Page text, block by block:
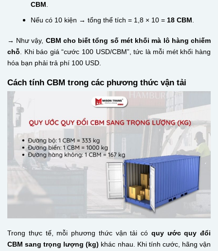
CBM.
Nếu có 10 kiện → tổng thể tích = 1,8 × 10 = 18 CBM
→ Như vậy, CBM cho biết tổng số mét khối mà lô hàng chiếm
chỗ . Khi báo giá “cước 100 USD/CBM”, tức là mỗi mét khối hàng
hóa bạn phải trả phí 100 USD.
Cách tính CBM trong các phương thức vận tải
Trong thực tế, mỗi phương thức vận tải có quy ước quy đổi
CBM sang trọng lượng (kg) khác nhau. Khi tính cước, hãng vận